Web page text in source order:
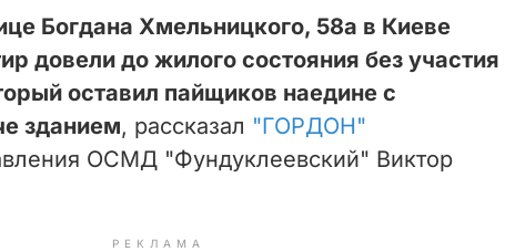
Богдана Хмельницкого, 58а в Киеве
довели до жилого состояния без участия
оставил пайщиков наедине с
зданием, рассказал "ГОРДОН"
ОСМД "Фундуклеевский" Виктор
РЕКЛАМА